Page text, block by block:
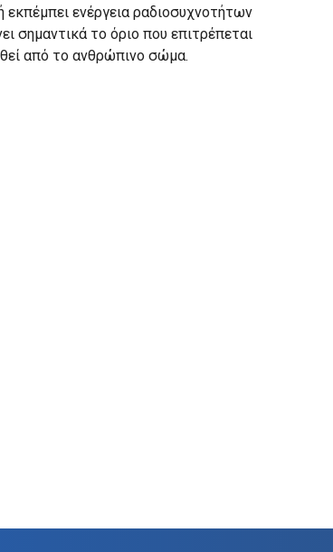
εκπέμπει ενέργεια ραδιοσυχνοτήτων
σημαντικά το όριο που επιτρέπεται
από το ανθρώπινο σώμα.